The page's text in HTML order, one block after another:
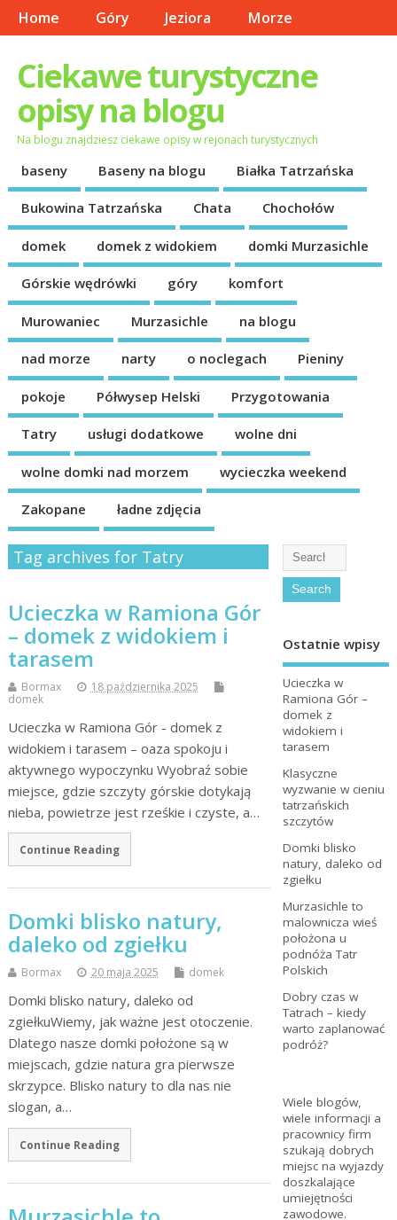
Home Góry Jeziora Morze
Ciekawe turystyczne
opisy na blogu
Na blogu znajdziesz ciekawe opisy w rejonach turystycznych
baseny Baseny na blogu Białka Tatrzańska
Bukowina Tatrzańska Chata Chochołów
domek domek z widokiem domki Murzasichle
Górskie wędrówki góry komfort
Murowaniec Murzasichle na blogu
nad morze narty o noclegach Pieniny
pokoje Półwysep Helski Przygotowania
Tatry usługi dodatkowe wolne dni
wolne domki nad morzem wycieczka weekend
Zakopane ładne zdjęcia
Tag archives for Tatry
Ucieczka w Ramiona Gór
– domek z widokiem i
tarasem
Bormax
18 października 2025
domek
Ucieczka w Ramiona Gór - domek z
widokiem i tarasem – oaza spokoju i
aktywnego wypoczynku Wyobraź sobie
miejsce, gdzie szczyty górskie dotykają
nieba, powietrze jest rześkie i czyste, a…
Continue Reading
Domki blisko natury,
daleko od zgiełku
Bormax 20 maja 2025 domek
Domki blisko natury, daleko od
zgiełkuWiemy, jak ważne jest otoczenie.
Dlatego nasze domki położone są w
miejscach, gdzie natura gra pierwsze
skrzypce. Blisko natury to dla nas nie
slogan, a…
Continue Reading
Ostatnie wpisy
Ucieczka w
Ramiona Gór –
domek z
widokiem i
tarasem
Klasyczne
wyzwanie w cieniu
tatrzańskich
szczytów
Domki blisko
natury, daleko od
zgiełku
Murzasichle to
malownicza wieś
położona u
podnóża Tatr
Polskich
Dobry czas w
Tatrach – kiedy
warto zaplanować
podróż?
Wiele blogów,
wiele informacji a
pracownicy firm
szukają dobrych
miejsc na wyjazdy
doszkalające
umiejętności
zawodowe.